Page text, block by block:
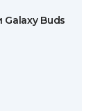
Galaxy Buds